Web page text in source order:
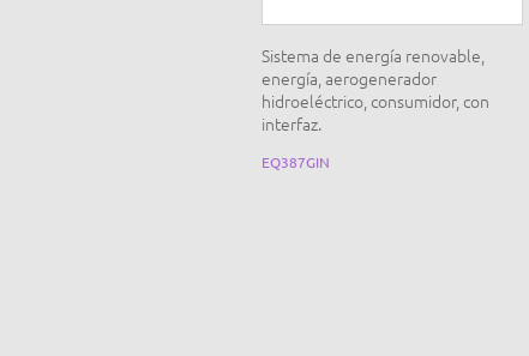
Sistema de energía renovable,
energía, aerogenerador
hidroeléctrico, consumidor, con
interfaz.
EQ387GIN